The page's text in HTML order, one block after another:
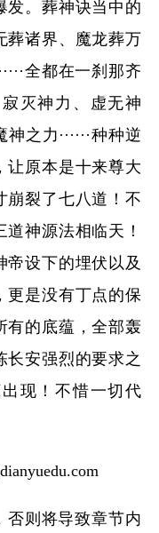
发。葬神诀当中的
葬诸界、魔龙葬万
全都在一刹那齐
灭神力、虚无神
之力······种种逆
让原本是十来尊大
崩裂了七八道！不
神源法相临天！
帝设下的埋伏以及
更是没有丁点的保
有的底蕴，全部轰
长安强烈的要求之
现！不惜一切代
否则将导致章节内